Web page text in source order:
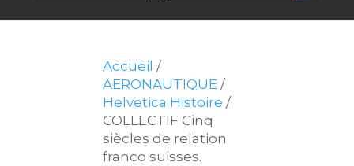
Accueil /
AERONAUTIQUE/
Helvetica Histoire /
COLLECTIF Cinq
siècles de relation
franco suisses.